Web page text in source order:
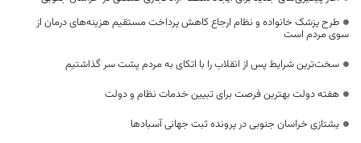
طرح پزشک خانواده و نظام ارجاع کاهش پرداخت مستقیم هزینه‌های درمان از
سوی مردم است
سخت‌ترین شرایط پس از انقلاب را با اتکای به مردم پشت سر گذاشتیم
هفته دولت بهترین فرصت برای تبیین خدمات نظام و دولت
یشتازی خراسان جنوبی در پرونده ثبت جهانی آسبادها